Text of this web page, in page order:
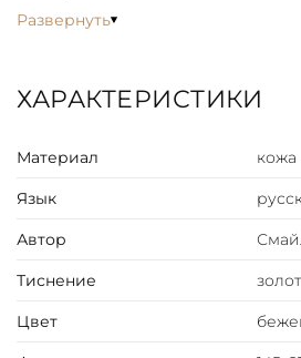
Развернуть
ХАРАКТЕРИСТИКИ
Материал кожа
Язык
Автор
Тиснение
Цвет